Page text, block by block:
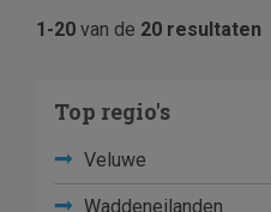
1-20 van de 20 resultaten
Top regio's
Veluwe
Waddeneilanden